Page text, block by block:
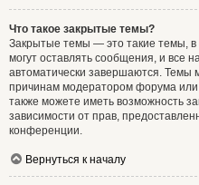
Что такое закрытые темы?
Закрытые темы — это такие темы,
могут оставлять сообщения, и все
автоматически завершаются. Темы
причинам модератором форума
также можете иметь возможность
зависимости от прав,
конференции.
Вернуться к началу